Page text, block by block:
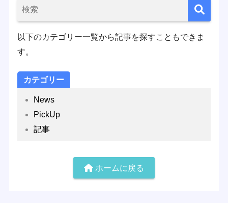
以下のカテゴリー一覧から記事を探すこともできま
す。
カテゴリー
News
PickUp
記事
ホームに戻る